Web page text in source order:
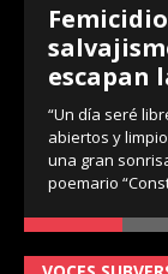
escapan
“Un día seré
abiertos y
una gran
poemario